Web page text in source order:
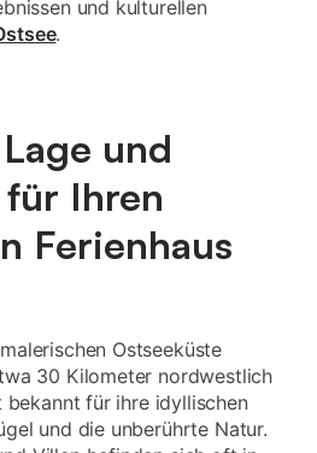
und kulturellen
.
und
Ihren
Ferienhaus
Ostseeküste
30 Kilometer nordwestlich
bekannt für ihre idyllischen
und die unberührte Natur.